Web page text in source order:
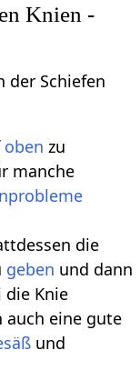
Knien -
der Schiefen
oben zu
manche
die
geben und dann
die Knie
auch eine gute
und